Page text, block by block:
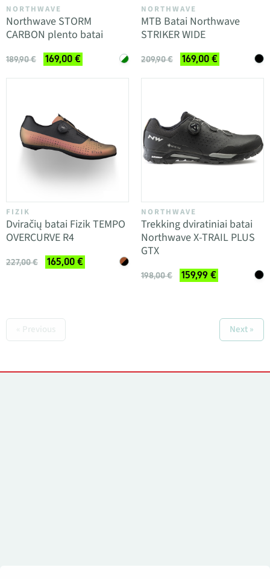
NORTHWAVE
Northwave STORM
CARBON plento batai
189,90 € 169,00 €
NORTHWAVE
MTB Batai Northwave
STRIKER WIDE
209,90 € 169,00 €
FIZIK
Dviračių batai Fizik TEMPO
OVERCURVE R4
227,00 € 165,00 €
NORTHWAVE
Trekking dviratiniai batai
Northwave X-TRAIL PLUS
GTX
198,00 € 159,99 €
« Previous Next »